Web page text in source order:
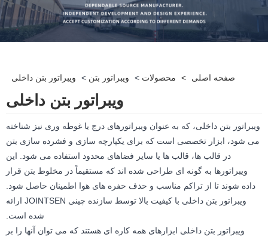
صفحه اصلی > محصولات > ویبراتور بتن > ویبراتور بتن داخلی
ویبراتور بتن داخلی
ویبراتور بتن داخلی، که به عنوان ویبراتورهای درج یا غوطه وری نیز شناخته
می شود، ابزار تخصصی است که برای یکپارچه سازی و فشرده سازی بتن
در قالب ها، قالب ها یا سایر فضاهای محدود استفاده می شود. این
ویبراتورها به گونه ای طراحی شده اند که مستقیماً در مخلوط بتن قرار
داده شوند تا از تراکم مناسب و حذف حفره های هوا اطمینان حاصل شود.
ویبراتور بتن داخلی با کیفیت بالا توسط سازنده چینی JOINTSEN ارائه
شده است.
ویبراتور بتن داخلی ابزارهای همه کاره ای هستند که می توان آنها را بر